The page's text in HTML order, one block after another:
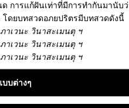
ารแก้ฝันเท่าที่มีการทำกันมานับ
โดยบทสวดอภยปริตรมีบทสวดดังนี้
เวนะ วินาสะเมนตุ ฯ
เวนะ วินาสะเมนตุ ฯ
เวนะ วินาสะเมนตุ ฯ
บบต่างๆ